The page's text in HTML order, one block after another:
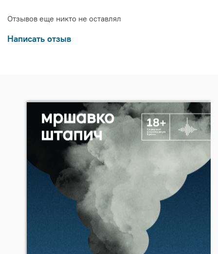
Отзывов еще никто не оставлял
Написать отзыв